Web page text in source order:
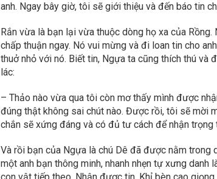
anh. Ngay bây giờ, tôi sẽ giới thiệu và đến báo tin
Rắn vừa là bạn lại vừa thuộc dòng họ xa của
chấp thuận ngay. Nó vui mừng và đi loan tin cho
thuở nhỏ với nó. Biết tin, Ngựa ta cũng thích thú và
lác:
– Thảo nào vừa qua tôi còn mơ thấy mình được
đúng thật không sai chút nào. Được rồi, tôi sẽ mời
chắn sẽ xứng đáng và có đủ tư cách để nhận trọng
Và rồi bạn của Ngựa là chú Dê đã được nằm trong
một anh bạn thông minh, nhanh nhẹn tự xưng danh